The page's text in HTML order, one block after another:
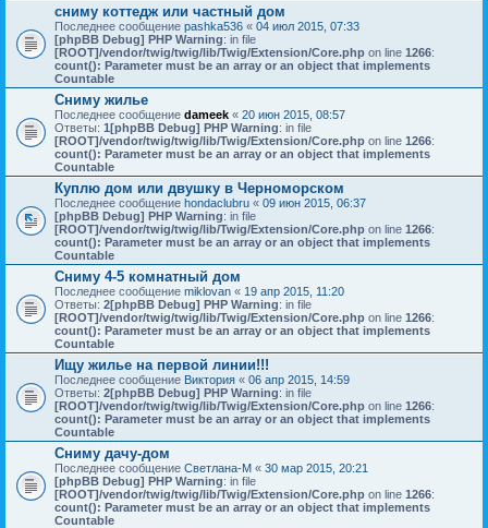
сниму коттедж или частный дом
Последнее сообщение pashka536 « 04 июл 2015, 07:33
[phpBB Debug] PHP Warning: in file
[ROOT]/vendor/twig/twig/lib/Twig/Extension/Core.php on line 1266:
count(): Parameter must be an array or an object that implements
Countable
Сниму жилье
Последнее сообщение dameek « 20 июн 2015, 08:57
Ответы: 1[phpBB Debug] PHP Warning: in file
[ROOT]/vendor/twig/twig/lib/Twig/Extension/Core.php on line 1266:
count(): Parameter must be an array or an object that implements
Countable
Куплю дом или двушку в Черноморском
Последнее сообщение hondaclubru « 09 июн 2015, 06:37
[phpBB Debug] PHP Warning: in file
[ROOT]/vendor/twig/twig/lib/Twig/Extension/Core.php on line 1266:
count(): Parameter must be an array or an object that implements
Countable
Сниму 4-5 комнатный дом
Последнее сообщение miklovan « 19 апр 2015, 11:20
Ответы: 2[phpBB Debug] PHP Warning: in file
[ROOT]/vendor/twig/twig/lib/Twig/Extension/Core.php on line 1266:
count(): Parameter must be an array or an object that implements
Countable
Ищу жилье на первой линии!!!
Последнее сообщение Виктория « 06 апр 2015, 14:59
Ответы: 2[phpBB Debug] PHP Warning: in file
[ROOT]/vendor/twig/twig/lib/Twig/Extension/Core.php on line 1266:
count(): Parameter must be an array or an object that implements
Countable
Сниму дачу-дом
Последнее сообщение Светлана-М « 30 мар 2015, 20:21
[phpBB Debug] PHP Warning: in file
[ROOT]/vendor/twig/twig/lib/Twig/Extension/Core.php on line 1266:
count(): Parameter must be an array or an object that implements
Countable